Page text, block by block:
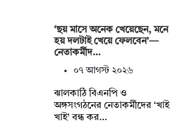
‘ছয় মাসে অনেক খেয়েছেন, মনে
হয় দলটাই খেয়ে ফেলবেন’—
নেতাকর্মীদ…
০৭ আগস্ট ২০২৬
ঝালকাঠি বিএনপি ও
অঙ্গসংগঠনের নেতাকর্মীদের ‘খাই
খাই’ বন্ধ কর…